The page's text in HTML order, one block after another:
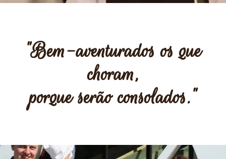
"Bem-aventurados os que
choram,
porque serão consolados."​